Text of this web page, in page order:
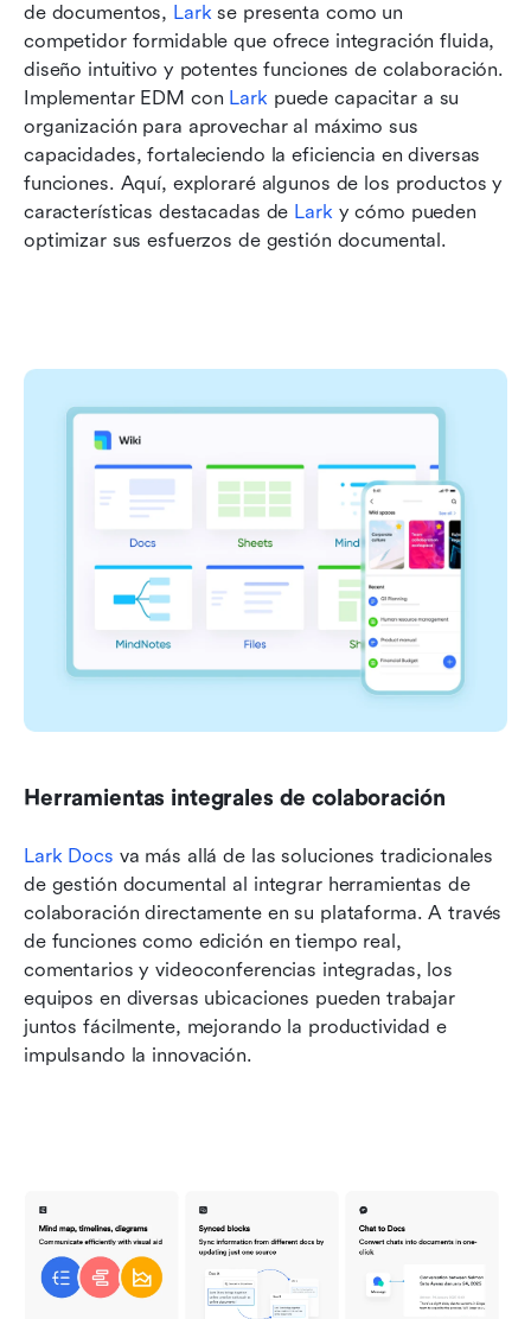
de documentos, Lark se presenta como un
competidor formidable que ofrece integración fluida,
diseño intuitivo y potentes funciones de colaboración.
Implementar EDM con Lark puede capacitar a su
organización para aprovechar al máximo sus
capacidades, fortaleciendo la eficiencia en diversas
funciones. Aquí, exploraré algunos de los productos y
características destacadas de Lark y cómo pueden
optimizar sus esfuerzos de gestión documental.
Herramientas integrales de colaboración
Lark Docs va más allá de las soluciones tradicionales
de gestión documental al integrar herramientas de
colaboración directamente en su plataforma. A través
de funciones como edición en tiempo real,
comentarios y videoconferencias integradas, los
equipos en diversas ubicaciones pueden trabajar
juntos fácilmente, mejorando la productividad e
impulsando la innovación.